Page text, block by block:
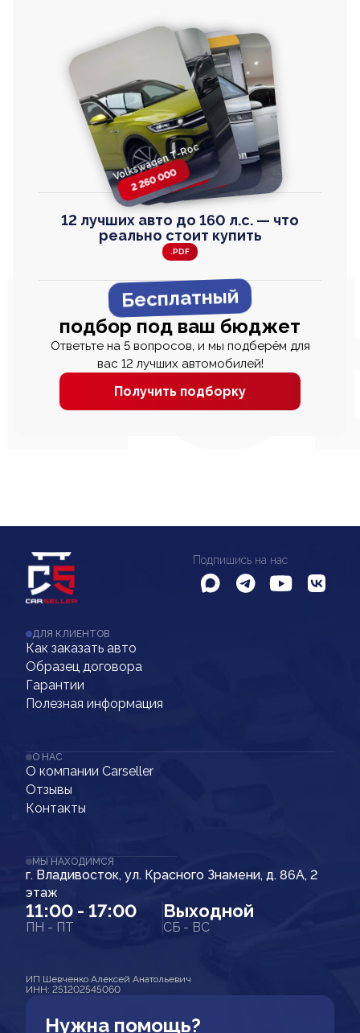
Volkswagen T-Roc
2 260 000
Toyota Harrier
2 820 000
Honda Step Wagon
2 820 000
Volkswagen
TAYRON
2 670 000
12 лучших авто до 160 л.с. — что
реально стоит купить
.PDF
Бесплатный
подбор под ваш бюджет
Ответьте на 5 вопросов, и мы подберём для
вас 12 лучших автомобилей!
Получить подборку
Подпишись на нас
ДЛЯ КЛИЕНТОВ
Как заказать авто
Образец договора
Гарантии
Полезная информация
О НАС
О компании Carseller
Отзывы
Контакты
МЫ НАХОДИМСЯ
г. Владивосток, ул. Красного Знамени, д. 86А, 2
этаж
11:00 - 17:00
ПН - ПТ
Выходной
СБ - ВС
ИП Шевченко Алексей Анатольевич
ИНН: 251202545060
Нужна помощь?